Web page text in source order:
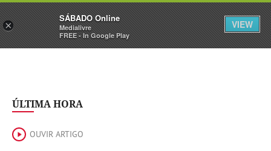
Sábado Assine Iniciar Sessão
ÚLTIMA HORA
OUVIR ARTIGO
×
SÁBADO Online
Medialivre
FREE - In Google Play
VIEW